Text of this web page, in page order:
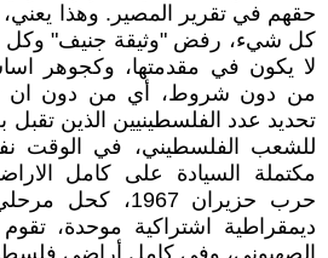
حقهم في تقرير المصير. وهذا
كل شيء، رفض "وثيقة جنيف" وكل
لا يكون في مقدمتها، وكجوهر
من دون شروط، أي من دون ان
تحديد عدد الفلسطينيين الذين تقبل
للشعب الفلسطيني، في الوقت
مكتملة السيادة على كامل
حرب حزيران
ديمقراطية اشتراكية موحدة،